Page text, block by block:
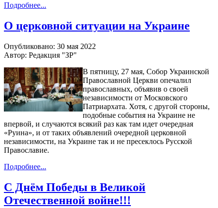
Подробнее...
О церковной ситуации на Украине
Опубликовано: 30 мая 2022
Автор: Редакция "ЗР"
В пятницу, 27 мая, Собор Украинской
Православной Церкви опечалил
православных, объявив о своей
независимости от Московского
Патриархата. Хотя, с другой стороны,
подобные события на Украине не
впервой, и случаются всякий раз как там идет очередная
«Руина», и от таких объявлений очередной церковной
независимости, на Украине так и не пресеклось Русской
Православие.
Подробнее...
С Днём Победы в Великой
Отечественной войне!!!